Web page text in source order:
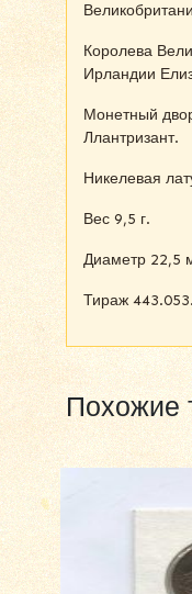
Королева
Ирландии
Монетный
Ллантризант.
Никелевая
Вес 9,5 г.
Диаметр 22,5
Тираж
Похожие